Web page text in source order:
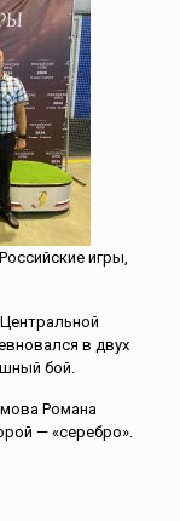
игры,
в двух
бой.
Романа
— «серебро».